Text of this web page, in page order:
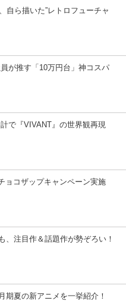
自ら描いた”レトロフューチャ
員が推す「10万円台」神コスパ
計で『VIVANT』の世界観再現
ョコザップキャンペーン実施
、注目作＆話題作が勢ぞろい！
期夏の新アニメを一挙紹介！